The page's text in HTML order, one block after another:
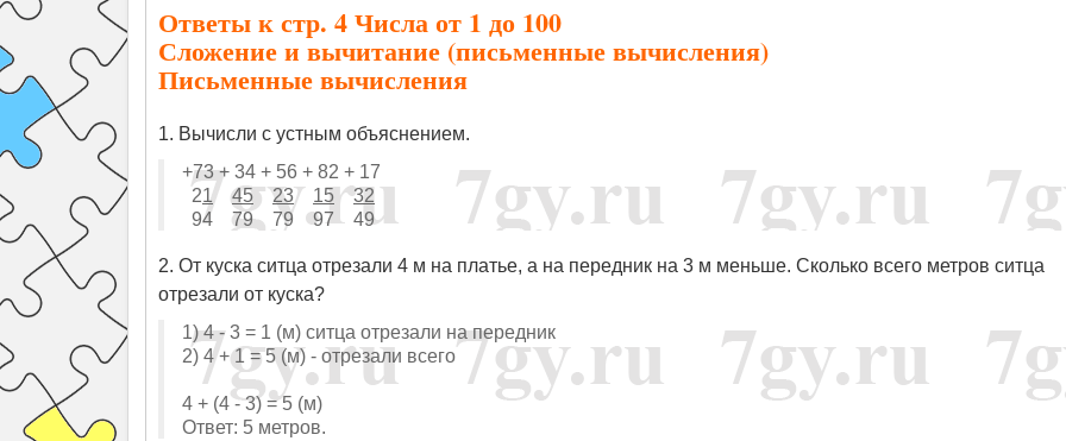
Ответы к стр. 4 Числа от 1 до 100
Сложение и вычитание (письменные вычисления)
Письменные вычисления
1. Вычисли с устным объяснением.
+73 + 34 + 56 + 82 + 17
21 45 23 15
32
94 79 79 97 49
2. От куска ситца отрезали 4 м на платье, а на передник на 3 м меньше. Сколько всего метров ситца
отрезали от куска?
1) 4 - 3 = 1 (м) ситца отрезали на передник
2) 4 + 1 = 5 (м) - отрезали всего
4 + (4 - 3) = 5 (м)
Ответ: 5 метров.